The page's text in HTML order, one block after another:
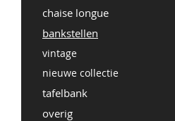
chaise longue
bankstellen
vintage
nieuwe collectie
tafelbank
overig